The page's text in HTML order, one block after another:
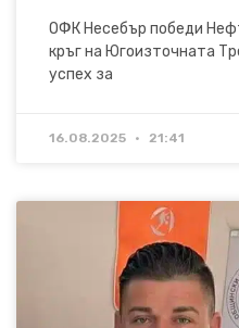
ОФК Несебър победи
кръг на Югоизточната
успех за
16.08.2025 21:41